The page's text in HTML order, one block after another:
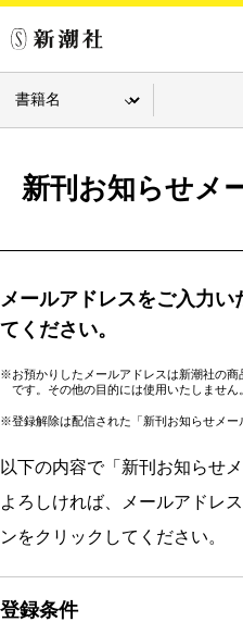
新刊お知らせメ
メールアドレスをご入力い
てください。
※お預かりしたメールアドレスは新潮社の
です。その他の目的には使用いたしません。
※登録解除は配信された「新刊お知らせメー
以下の内容で「新刊お知らせ
よろしければ、メールアドレ
ンをクリックしてください。
登録条件